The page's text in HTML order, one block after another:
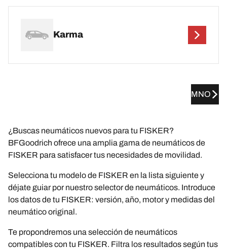
Karma
MNO
¿Buscas neumáticos nuevos para tu FISKER?
BFGoodrich ofrece una amplia gama de neumáticos de
FISKER para satisfacer tus necesidades de movilidad.
Selecciona tu modelo de FISKER en la lista siguiente y
déjate guiar por nuestro selector de neumáticos. Introduce
los datos de tu FISKER: versión, año, motor y medidas del
neumático original.
Te propondremos una selección de neumáticos
compatibles con tu FISKER. Filtra los resultados según tus